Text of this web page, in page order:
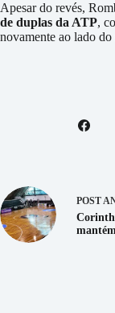
Apesar do revés,
de duplas da ATP,
novamente ao lado do
POST